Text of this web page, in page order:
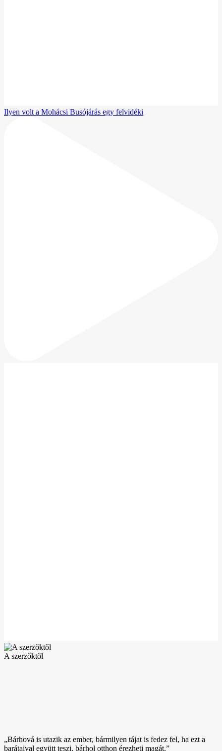
Ilyen volt a Mohácsi Busójárás egy felvidéki
A szerzőktől
„Bárhová is utazik az ember, bármilyen tájat is fedez fel, ha ezt a
barátaival együtt teszi, bárhol otthon érezheti magát.”